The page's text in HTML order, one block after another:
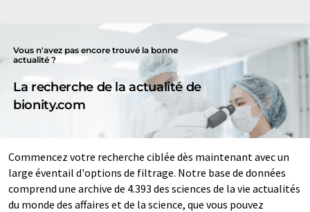
Vous n'avez pas encore trouvé la bonne
actualité ?
La recherche de la actualité de
bionity.com
Commencez votre recherche ciblée dès maintenant avec un
large éventail d'options de filtrage. Notre base de données
comprend une archive de 4.393 des sciences de la vie actualités
du monde des affaires et de la science, que vous pouvez